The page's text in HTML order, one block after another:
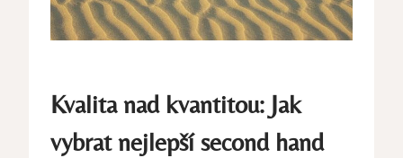
Kvalita nad kvantitou: Jak
vybrat nejlepší second hand